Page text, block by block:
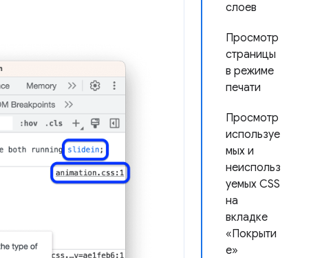
слоев
Просмотр
страницы
в режиме
печати
Просмотр
используе
мых и
неиспольз
уемых CSS
на
вкладке
«Покрыти
е»